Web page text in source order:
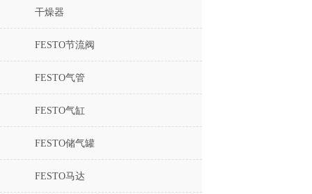
干燥器
FESTO节流阀
FESTO气管
FESTO气缸
FESTO储气罐
FESTO马达